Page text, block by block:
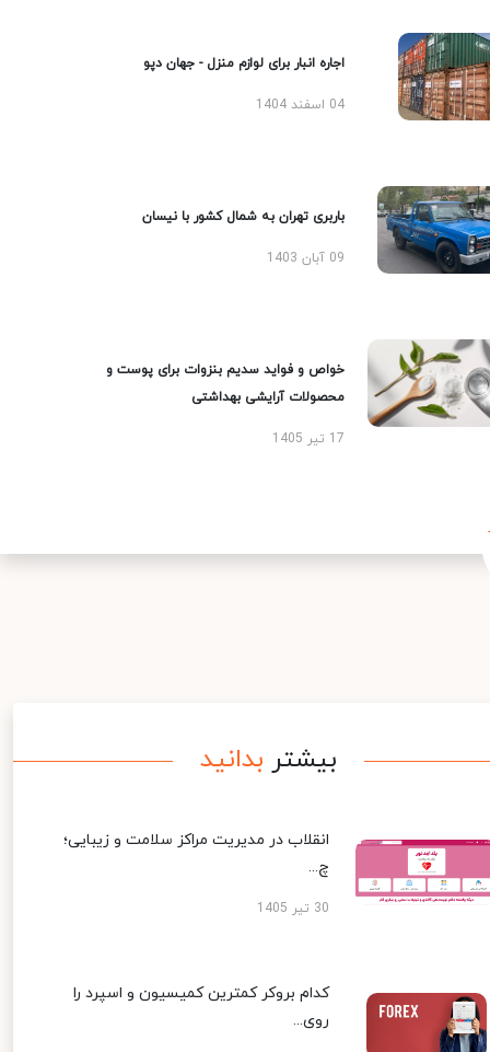
اجاره انبار برای لوازم منزل - جهان دپو
04 اسفند 1404
باربری تهران به شمال کشور با نیسان
09 آبان 1403
خواص و فواید سدیم بنزوات برای پوست و
محصولات آرایشی بهداشتی
17 تیر 1405
بیشتر بدانید
انقلاب در مدیریت مراکز سلامت و زیبایی؛
چ...
30 تیر 1405
کدام بروکر کمترین کمیسیون و اسپرد را
روی...